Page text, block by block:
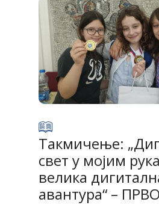
Такмичење:
свет у мојим
велика
авантура“ –